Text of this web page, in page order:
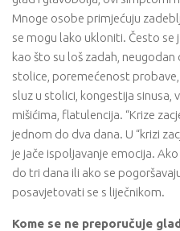
Mnoge osobe primjećuju
se mogu lako ukloniti. Često se
kao što su loš zadah,
stolice, poremećenost probave,
sluz u stolici, kongestija sinusa,
mišićima, flatulencija. “Krize
jednom do dva dana. U “krizi
je jače ispoljavanje emocija.
do tri dana ili ako se
posavjetovati se s liječnikom.
Kome se ne preporučuje